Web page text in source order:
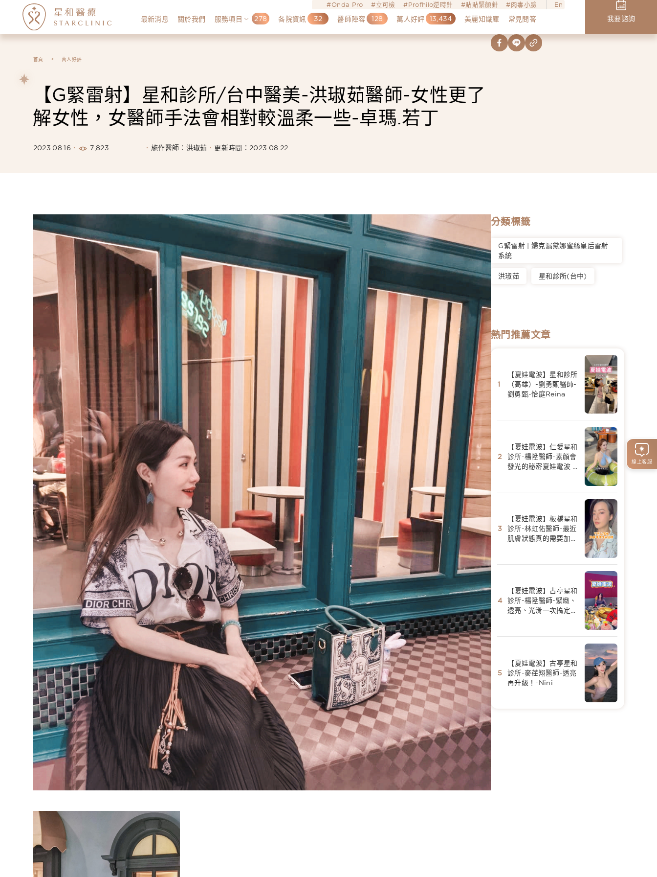
線上客服
Onda Pro 立可檢 Profhilo逆時針 貼貼緊顏針 肉毒小臉 En
最新消息 關於我們 服務項目 278 各院資訊 32 醫師陣容 128 萬人好評 13,434 美麗知識庫 常見問答 我要諮詢
首頁 萬人好評
【G緊雷射】星和診所/台中醫美-洪琡茹醫師-女性更了
解女性，女醫師手法會相對較溫柔一些-卓瑪.若丁
2023.08.16 7,823 施作醫師：洪琡茹 更新時間：2023.08.22
分類標籤
G緊雷射 | 婦克漏黛娜蜜絲皇后雷射
系統
洪琡茹 星和診所(台中)
熱門推薦文章
【夏娃電波】星和診所
（高雄）-劉勇甄醫師-
劉勇甄-怡庭Reina
【夏娃電波】仁愛星和
診所-楊陞醫師-素顏會
發光的秘密夏娃電波 -
【夏娃電波】板橋星和
診所-林虹佑醫師-最近
肌膚狀態真的需要加強
【夏娃電波】古亭星和
診所-楊陞醫師-緊緻、
透亮、光滑一次搞定｜
【夏娃電波】古亭星和
診所-麥荏翔醫師-透亮
再升級！-Nini